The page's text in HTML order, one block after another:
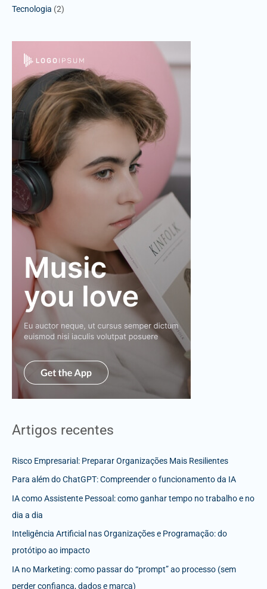
Tecnologia (2)
Artigos recentes
Risco Empresarial: Preparar Organizações Mais Resilientes
Para além do ChatGPT: Compreender o funcionamento da IA
IA como Assistente Pessoal: como ganhar tempo no trabalho e no
dia a dia
Inteligência Artificial nas Organizações e Programação: do
protótipo ao impacto
IA no Marketing: como passar do “prompt” ao processo (sem
perder confiança, dados e marca)